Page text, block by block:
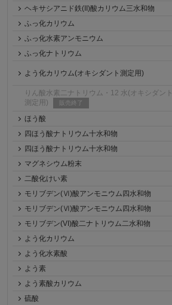
ヘキサシアニド鉄(II)酸カリウム三水和物
ふっ化カリウム
ふっ化水素アンモニウム
ふっ化ナトリウム
よう化カリウム(オキシダント測定用)
りん酸水素二ナトリウム・12 水(オキシダント
測定用)
販売終了
ほう酸
四ほう酸ナトリウム十水和物
四ほう酸ナトリウム十水和物
マグネシウム粉末
二酸化けい素
モリブデン(Ⅵ)酸アンモニウム四水和物
モリブデン(Ⅵ)酸アンモニウム四水和物
モリブデン(VI)酸二ナトリウム二水和物
よう化カリウム
よう化水素酸
よう素
よう素酸カリウム
硫酸